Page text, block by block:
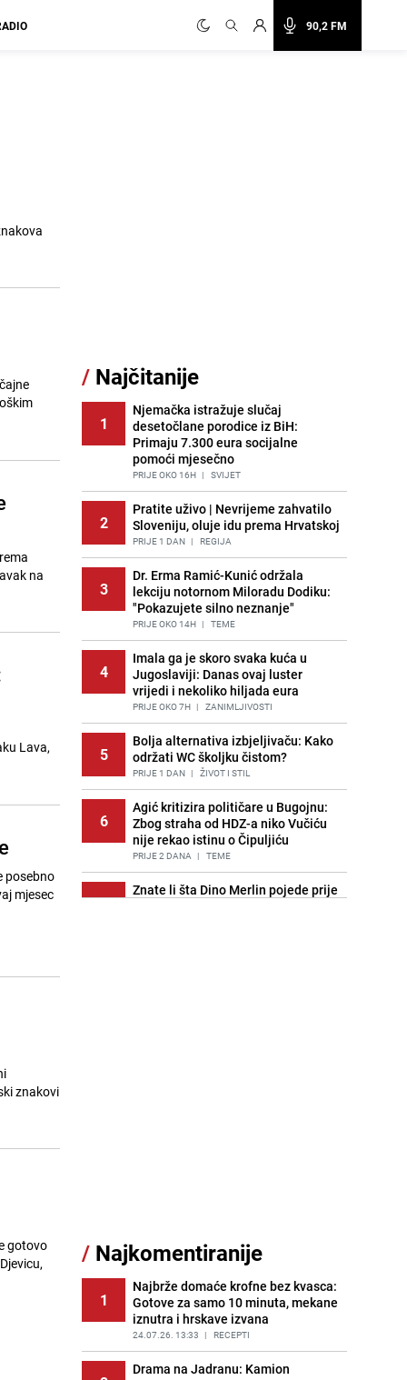
90,2 FM
na
Lava,
posebno
mjesec
znakovi
gotovo
/ Najčitanije
1
Njemačka istražuje slučaj
desetočlane porodice iz BiH:
Primaju 7.300 eura socijalne
pomoći mjesečno
PRIJE OKO 16H | SVIJET
2
Pratite uživo | Nevrijeme zahvatilo
Sloveniju, oluje idu prema Hrvatskoj
PRIJE 1 DAN | REGIJA
3
Dr. Erma Ramić-Kunić održala
lekciju notornom Miloradu Dodiku:
"Pokazujete silno neznanje"
PRIJE OKO 14H | TEME
4
Imala ga je skoro svaka kuća u
Jugoslaviji: Danas ovaj luster
vrijedi i nekoliko hiljada eura
PRIJE OKO 7H | ZANIMLJIVOSTI
5
Bolja alternativa izbjeljivaču: Kako
održati WC školjku čistom?
PRIJE 1 DAN | ŽIVOT I STIL
6
Agić kritizira političare u Bugojnu:
Zbog straha od HDZ-a niko Vučiću
nije rekao istinu o Čipuljiću
PRIJE 2 DANA | TEME
7
Znate li šta Dino Merlin pojede prije
Novog
BOSNA I HERCEGOVINA
12
Kao iz slastičarne: Rolada od
čokolade i kokosa bez pečenja,
jednostavan desert bez imalo muke
PRIJE 2 DANA | RECEPTI
/ Najkomentiranije
1
Najbrže domaće krofne bez kvasca:
Gotove za samo 10 minuta, mekane
iznutra i hrskave izvana
24.07.26. 13:33 | RECEPTI
Drama na Jadranu: Kamion